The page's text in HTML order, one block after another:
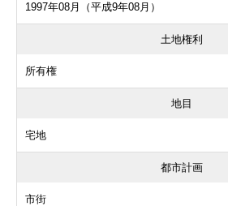
1997年08月（平成9年08月）
土地権利
所有権
地目
宅地
都市計画
市街